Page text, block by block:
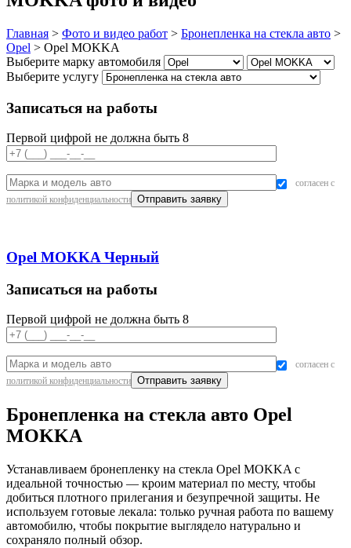
Главная > Фото и видео работ > Бронепленка на стекла авто >
Opel > Opel MOKKA
Выберите марку автомобиля
Выберите услугу
Записаться на работы
Первой цифрой не должна быть 8
согласен с
политикой конфиденциальности
Opel MOKKA Черный
Записаться на работы
Первой цифрой не должна быть 8
согласен с
политикой конфиденциальности
Бронепленка на стекла авто Opel
MOKKA
Устанавливаем бронепленку на стекла Opel MOKKA с
идеальной точностью — кроим материал по месту, чтобы
добиться плотного прилегания и безупречной защиты. Не
используем готовые лекала: только ручная работа по вашему
автомобилю, чтобы покрытие выглядело натурально и
сохраняло полный обзор.